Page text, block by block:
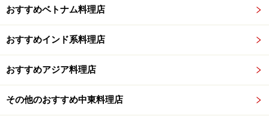
ココナッツ感じるコクのある味わいが◎。えびがたっぷり入
っていてぜいたく！
実際に食べてみると、ルーはさらっとしていてスープカ
レーのような軽やかさ。「辛さレベル3」と記載されて
おすすめベトナム料理店
おすすめインド系料理店
おすすめアジア料理店
その他のおすすめ中東料理店